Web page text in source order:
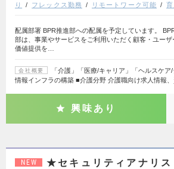
り
フレックス勤務 リモートワーク可能
配属部署 BPR推進部への配属を予定しています。
部は、事業やサービスをご利用いただく顧客・ユーザ
価値提供を…
会社概要
「介護」「医療/キャリア」「ヘルスケ
情報インフラの構築 ■介護分野 介護職向け求人情報
興味あり
NEW
★セキュリティアナリス